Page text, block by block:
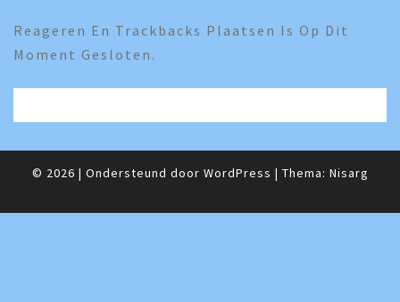
Reageren En Trackbacks Plaatsen Is Op Dit
Moment Gesloten.
© 2026 | Ondersteund door WordPress | Thema: Nisarg